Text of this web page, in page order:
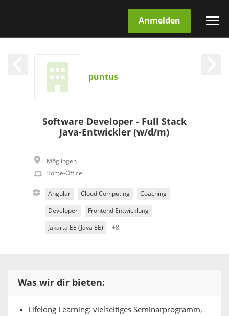
Anmelden
puntus
Software Developer - Full Stack
Java-Entwickler (w/d/m)
Möglingen
Home-Office
Angular Cloud Computing Coaching
Developer Frontend Entwicklung
Jakarta EE (Java EE) +8
Was wir dir bieten:
Lifelong Learning: vielseitiges Seminarprogramm,